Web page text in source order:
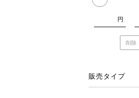
円
削除
販売タイプ